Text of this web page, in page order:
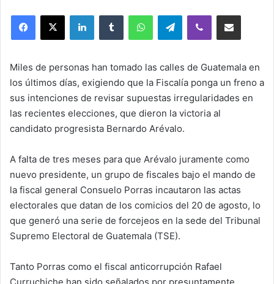
LinkedInTumblr WhatsAppTelegramViber Compartir por correo
Miles de personas han tomado las calles de Guatemala en
los últimos días, exigiendo que la Fiscalía ponga un freno a
sus intenciones de revisar supuestas irregularidades en
las recientes elecciones, que dieron la victoria al
candidato progresista Bernardo Arévalo.
A falta de tres meses para que Arévalo juramente como
nuevo presidente, un grupo de fiscales bajo el mando de
la fiscal general Consuelo Porras incautaron las actas
electorales que datan de los comicios del 20 de agosto, lo
que generó una serie de forcejeos en la sede del Tribunal
Supremo Electoral de Guatemala (TSE).
Tanto Porras como el fiscal anticorrupción Rafael
Curruchiche han sido señalados por presuntamente